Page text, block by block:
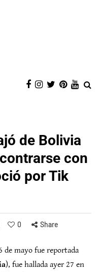
de Bolivia
con
por Tik
0 Share
de mayo fue reportada
), fue hallada ayer 27 en